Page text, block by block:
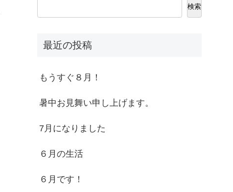
検索
最近の投稿
もうすぐ８月！
暑中お見舞い申し上げます。
7月になりました
６月の生活
６月です！